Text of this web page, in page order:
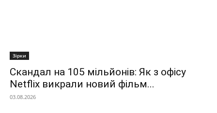
Зірки
Скандал на 105 мільйонів: Як з офісу
Netflix викрали новий фільм...
03.08.2026